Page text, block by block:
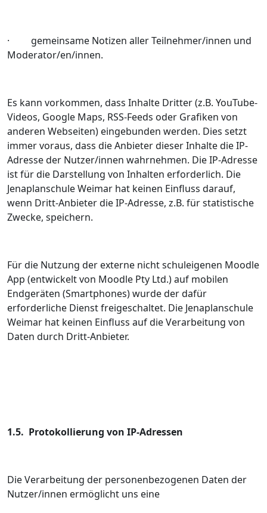
· gemeinsame Notizen aller Teilnehmer/innen und
Moderator/en/innen.
Es kann vorkommen, dass Inhalte Dritter (z.B. YouTube-
Videos, Google Maps, RSS-Feeds oder Grafiken von
anderen Webseiten) eingebunden werden. Dies setzt
immer voraus, dass die Anbieter dieser Inhalte die IP-
Adresse der Nutzer/innen wahrnehmen. Die IP-Adresse
ist für die Darstellung von Inhalten erforderlich. Die
Jenaplanschule Weimar hat keinen Einfluss darauf,
wenn Dritt-Anbieter die IP-Adresse, z.B. für statistische
Zwecke, speichern.
Für die Nutzung der externe nicht schuleigenen Moodle
App (entwickelt von Moodle Pty Ltd.) auf mobilen
Endgeräten (Smartphones) wurde der dafür
erforderliche Dienst freigeschaltet. Die Jenaplanschule
Weimar hat keinen Einfluss auf die Verarbeitung von
Daten durch Dritt-Anbieter.
1.5. Protokollierung von IP-Adressen
Die Verarbeitung der personenbezogenen Daten der
Nutzer/innen ermöglicht uns eine